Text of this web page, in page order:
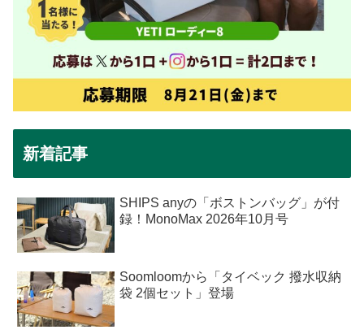
新着記事
SHIPS anyの「ボストンバッグ」が付
録！MonoMax 2026年10月号
Soomloomから「タイベック 撥水収納
袋 2個セット」登場